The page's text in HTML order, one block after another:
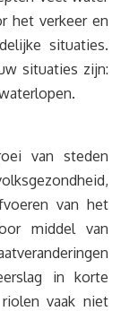
het verkeer en
situaties.
situaties zijn:
van steden
van het
middel van
in korte
vaak niet